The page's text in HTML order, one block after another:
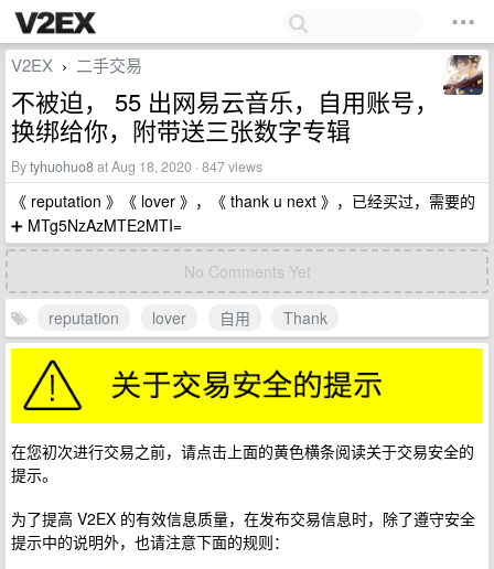
V2EX › 二手交易
不被迫， 55 出网易云音乐，自用账号，
换绑给你，附带送三张数字专辑
Bytyhuohuo8at Aug 18, 2020 · 847 views
《 reputation 》《 lover 》，《 thank u next 》，已经买过，需要的
➕ MTg5NzAzMTE2MTI=
No Comments Yet
reputation lover 自用 Thank
在您初次进行交易之前，请点击上面的黄色横条阅读关于交易安全的
提示。
为了提高 V2EX 的有效信息质量，在发布交易信息时，除了遵守安全
提示中的说明外，也请注意下面的规则：